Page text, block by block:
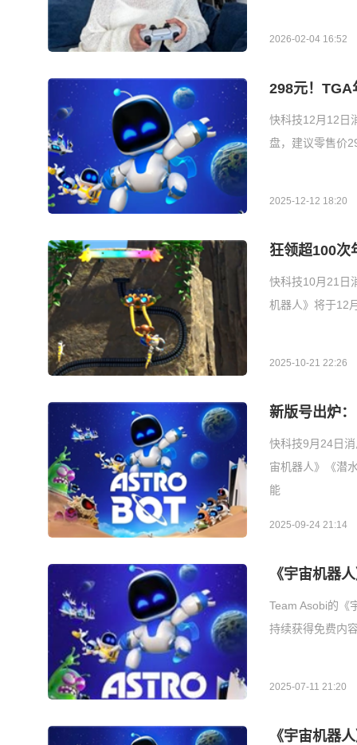
2026-02-04 16:52
298元！TGA
快科技12月12日
盘，建议零售价
2025-12-12 18:20
狂领超100次
快科技10月21日
机器人》将于12
2025-10-21 22:26
新版号出炉
快科技9月24日
宙机器人》《潜
能
2025-09-24 21:14
《宇宙机器
Team Asobi的《
持续获得免费内
2025-07-11 21:20
《宇宙机器